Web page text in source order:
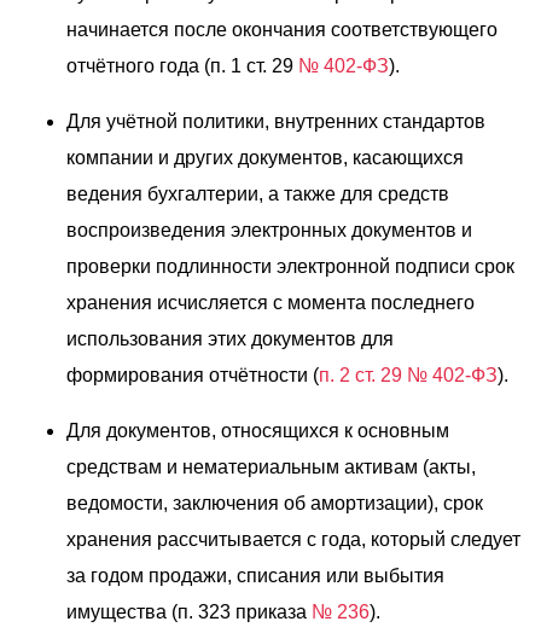
начинается после окончания соответствующего
отчётного года (п. 1 ст. 29 № 402-ФЗ).
Для учётной политики, внутренних стандартов
компании и других документов, касающихся
ведения бухгалтерии, а также для средств
воспроизведения электронных документов и
проверки подлинности электронной подписи срок
хранения исчисляется с момента последнего
использования этих документов для
формирования отчётности (п. 2 ст. 29 № 402-ФЗ).
Для документов, относящихся к основным
средствам и нематериальным активам (акты,
ведомости, заключения об амортизации), срок
хранения рассчитывается с года, который следует
за годом продажи, списания или выбытия
имущества (п. 323 приказа № 236).